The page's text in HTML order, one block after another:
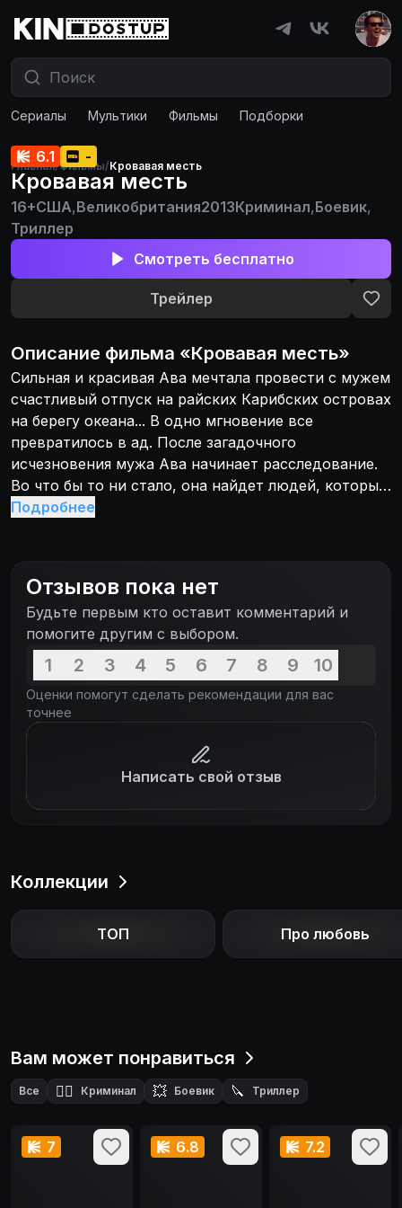
Сериалы Мультики Фильмы Подборки
Главная/Фильмы/Кровавая месть
6.1 -
Кровавая месть
16+США,Великобритания2013Криминал,Боевик,
Триллер
Смотреть бесплатно
Трейлер
Описание фильма «Кровавая месть»
Сильная и красивая Ава мечтала провести с мужем
счастливый отпуск на райских Карибских островах
на берегу океана... В одно мгновение все
превратилось в ад. После загадочного
исчезновения мужа Ава начинает расследование.
Во что бы то ни стало, она найдет людей, которые
похитили и убили ее возлюбленного. Гнев
Подробнее
Отзывов пока нет
Будьте первым кто оставит комментарий и
помогите другим с выбором.
1 2 3 4 5 6 7 8 9 10
Оценки помогут сделать рекомендации для вас
точнее
Написать свой отзыв
Коллекции
ТОП Про любовь
Вам может понравиться
Все 🕵️‍♂️ Криминал 💥 Боевик 🔪 Триллер
7 6.8 7.2